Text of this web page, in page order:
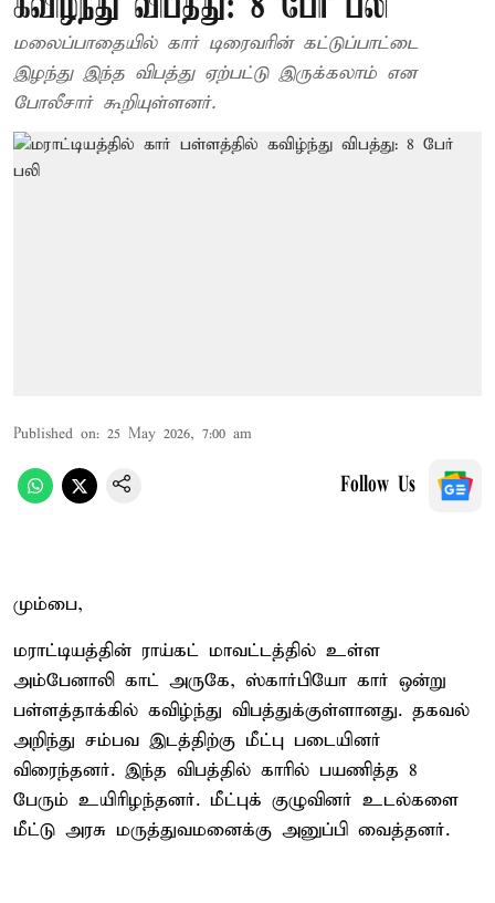
கவிழ்ந்து விபத்து: 8 பேர் பலி
மலைப்பாதையில் கார் டிரைவரின் கட்டுப்பாட்டை
இழந்து இந்த விபத்து ஏற்பட்டு இருக்கலாம் என
போலீசார் கூறியுள்ளனர்.
Published on: 25 May 2026, 7:00 am
Follow Us
மும்பை,
மராட்டியத்தின் ராய்கட் மாவட்டத்தில் உள்ள
அம்பேனாலி காட் அருகே, ஸ்கார்பியோ கார் ஒன்று
பள்ளத்தாக்கில் கவிழ்ந்து விபத்துக்குள்ளானது. தகவல்
அறிந்து சம்பவ இடத்திற்கு மீட்பு படையினர்
விரைந்தனர். இந்த விபத்தில் காரில் பயணித்த 8
பேரும் உயிரிழந்தனர். மீட்புக் குழுவினர் உடல்களை
மீட்டு அரசு மருத்துவமனைக்கு அனுப்பி வைத்தனர்.